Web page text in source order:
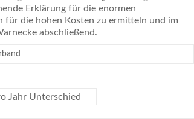
Erklärung für die enormen
für die hohen Kosten zu ermitteln und im
abschließend.
Jahr Unterschied